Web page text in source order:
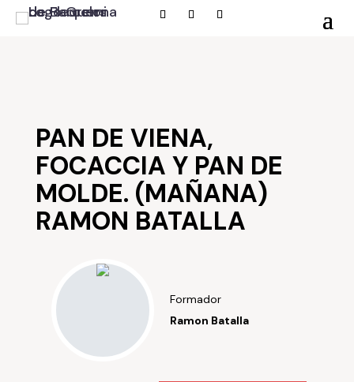
PAN DE VIENA,
FOCACCIA Y PAN DE
MOLDE. (MAÑANA)
RAMON BATALLA
Formador
Ramon Batalla